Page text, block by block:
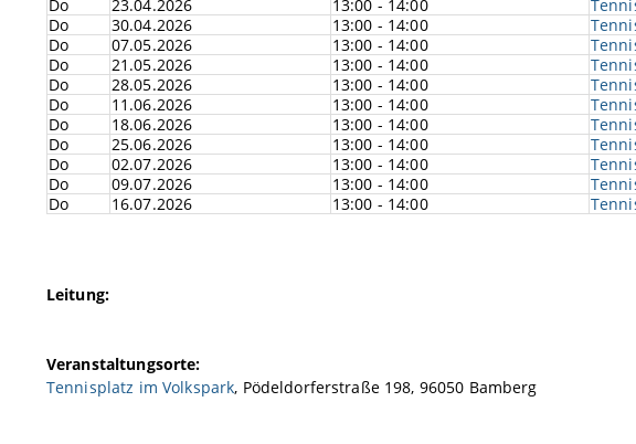
Do
23.04.2026 13:00 - 14:00
Do
30.04.2026 13:00 - 14:00
Do
07.05.2026 13:00 - 14:00
Do
21.05.2026 13:00 - 14:00
Do
28.05.2026 13:00 - 14:00
Do
11.06.2026 13:00 - 14:00
Do
18.06.2026 13:00 - 14:00
Do
25.06.2026 13:00 - 14:00
Do
02.07.2026 13:00 - 14:00
Do
09.07.2026 13:00 - 14:00
Do
16.07.2026 13:00 - 14:00
Leitung:
Veranstaltungsorte:
Tennisplatz im Volkspark, Pödeldorferstraße 198, 96050 Bamberg